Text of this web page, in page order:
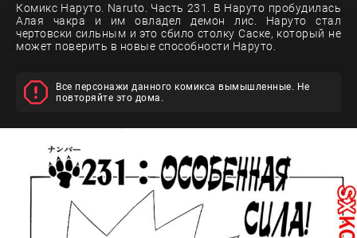
Комикс Наруто. Naruto. Часть 231. В Наруто пробудилась
Алая чакра и им овладел демон лис. Наруто стал
чертовски сильным и это сбило столку Саске, который не
может поверить в новые способности Наруто.
Все персонажи данного комикса вымышленные. Не
повторяйте это дома.